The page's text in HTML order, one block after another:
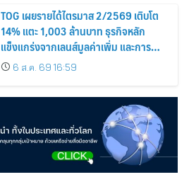
TOG เผยรายได้ไตรมาส 2/2569 เติบโต
14% แตะ 1,003 ล้านบาท ธุรกิจหลัก
แข็งแกร่งจากเลนส์มูลค่าเพิ่ม และการ
ขยายตลาดต่างประเทศ พร้อมเดินหน้า
ลงทุนเพื่อการเติบโตระยะยาว
6 ส.ค. 69 16:59